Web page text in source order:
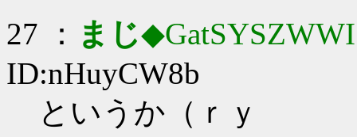
27 ： まじ◆GatSYSZWWI
ID:nHuyCW8b
というか（ｒｙ